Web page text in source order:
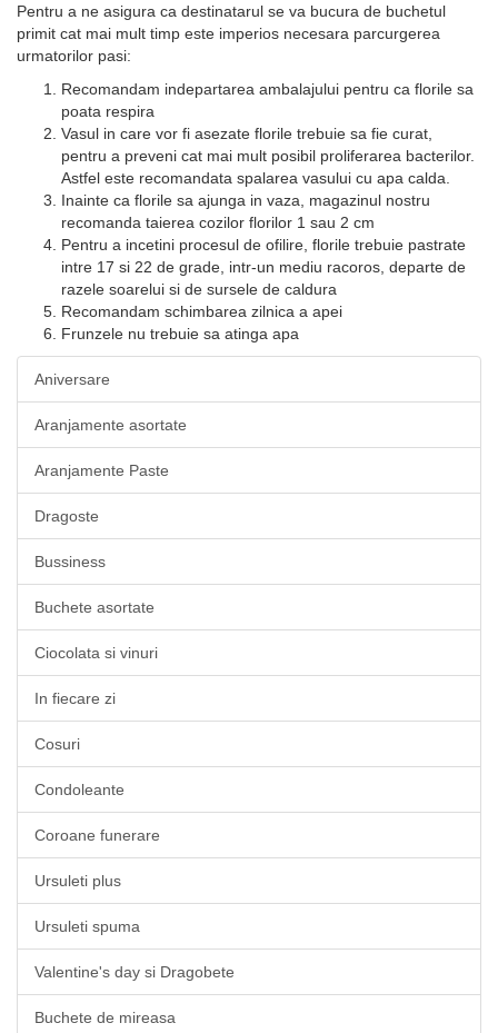
Pentru a ne asigura ca destinatarul se va bucura de buchetul
primit cat mai mult timp este imperios necesara parcurgerea
urmatorilor pasi:
Recomandam indepartarea ambalajului pentru ca florile sa
poata respira
Vasul in care vor fi asezate florile trebuie sa fie curat,
pentru a preveni cat mai mult posibil proliferarea bacterilor.
Astfel este recomandata spalarea vasului cu apa calda.
Inainte ca florile sa ajunga in vaza, magazinul nostru
recomanda taierea cozilor florilor 1 sau 2 cm
Pentru a incetini procesul de ofilire, florile trebuie pastrate
intre 17 si 22 de grade, intr-un mediu racoros, departe de
razele soarelui si de sursele de caldura
Recomandam schimbarea zilnica a apei
Frunzele nu trebuie sa atinga apa
Aniversare
Aranjamente asortate
Aranjamente Paste
Dragoste
Bussiness
Buchete asortate
Ciocolata si vinuri
In fiecare zi
Cosuri
Condoleante
Coroane funerare
Ursuleti plus
Ursuleti spuma
Valentine's day si Dragobete
Buchete de mireasa